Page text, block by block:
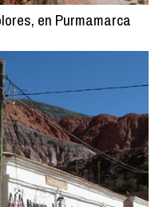
en Purmamarca